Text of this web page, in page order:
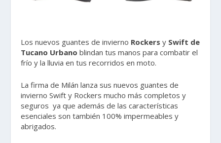
Los nuevos guantes de invierno Rockers y Swift de
Tucano Urbano blindan tus manos para combatir el
frío y la lluvia en tus recorridos en moto.
La firma de Milán lanza sus nuevos guantes de
invierno Swift y Rockers mucho más completos y
seguros ya que además de las características
esenciales son también 100% impermeables y
abrigados.